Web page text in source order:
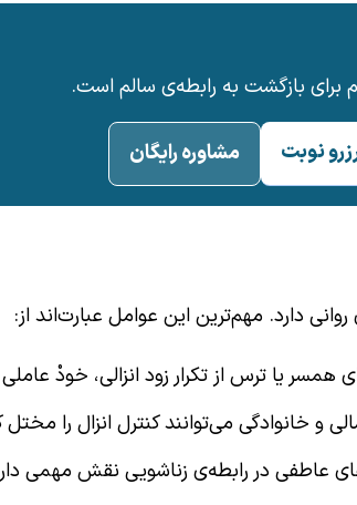
بازگشت به رابطه‌ی سالم است.
نوبت مشاوره رایگان
دارد. مهم‌ترین این عوامل عبارت‌اند از:
همسر یا ترس از تکرار زود انزالی، خودْ
و خانوادگی می‌توانند کنترل انزال را مختل
عاطفی در رابطه‌ی زناشویی نقش مهمی